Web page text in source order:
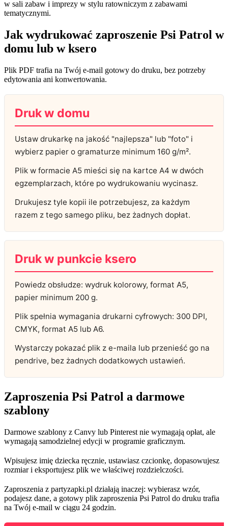
w sali zabaw i imprezy w stylu ratowniczym z zabawami
tematycznymi.
Jak wydrukować zaproszenie Psi Patrol w
domu lub w ksero
Plik PDF trafia na Twój e-mail gotowy do druku, bez potrzeby
edytowania ani konwertowania.
Druk w domu
Ustaw drukarkę na jakość "najlepsza" lub "foto" i
wybierz papier o gramaturze minimum 160 g/m².
Plik w formacie A5 mieści się na kartce A4 w dwóch
egzemplarzach, które po wydrukowaniu wycinasz.
Drukujesz tyle kopii ile potrzebujesz, za każdym
razem z tego samego pliku, bez żadnych dopłat.
Druk w punkcie ksero
Powiedz obsłudze: wydruk kolorowy, format A5,
papier minimum 200 g.
Plik spełnia wymagania drukarni cyfrowych: 300 DPI,
CMYK, format A5 lub A6.
Wystarczy pokazać plik z e-maila lub przenieść go na
pendrive, bez żadnych dodatkowych ustawień.
Zaproszenia Psi Patrol a darmowe
szablony
Darmowe szablony z Canvy lub Pinterest nie wymagają opłat, ale
wymagają samodzielnej edycji w programie graficznym.
Wpisujesz imię dziecka ręcznie, ustawiasz czcionkę, dopasowujesz
rozmiar i eksportujesz plik we właściwej rozdzielczości.
Zaproszenia z partyzapki.pl działają inaczej: wybierasz wzór,
podajesz dane, a gotowy plik zaproszenia Psi Patrol do druku trafia
na Twój e-mail w ciągu 24 godzin.